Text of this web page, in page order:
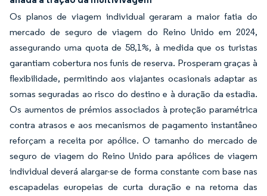
Os planos de viagem individual geraram a maior fatia do
mercado de seguro de viagem do Reino Unido em 2024,
assegurando uma quota de 58,1%, à medida que os turistas
garantiam cobertura nos funis de reserva. Prosperam graças à
flexibilidade, permitindo aos viajantes ocasionais adaptar as
somas seguradas ao risco do destino e à duração da estadia.
Os aumentos de prémios associados à proteção paramétrica
contra atrasos e aos mecanismos de pagamento instantâneo
reforçam a receita por apólice. O tamanho do mercado de
seguro de viagem do Reino Unido para apólices de viagem
individual deverá alargar-se de forma constante com base nas
escapadelas europeias de curta duração e na retoma das